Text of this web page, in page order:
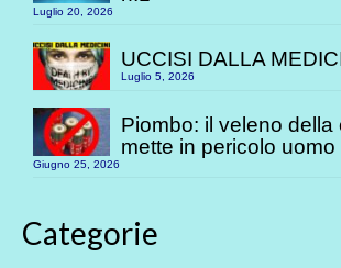
Luglio 20, 2026
UCCISI DALLA
Luglio 5, 2026
Piombo: il veleno della
mette in pericolo
Giugno 25, 2026
Categorie